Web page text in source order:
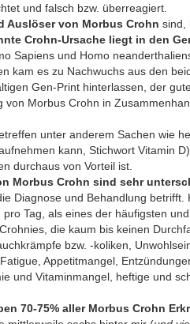
und falsch bzw. überreagiert.
Auslöser von Morbus Crohn sind,
Crohn-Ursache liegt in den
Sapiens und Homo
kam es zu Nachwuchs aus den
Gen-Print hinterlassen, der
von Morbus Crohn in
unter anderem Sachen wie
kann, Stichwort Vitamin
durchaus von Vorteil ist.
Morbus Crohn sind sehr
Diagnose und Behandlung
Tag, als eines der häufigsten
die kaum bis keinen
bzw. -koliken,
Appetitmangel,
und Vitaminmangel, heftige und
70-75% aller Morbus Crohn